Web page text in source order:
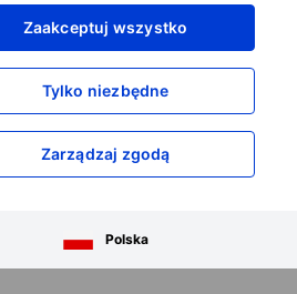
Zaakceptuj wszystko
Tylko niezbędne
Zarządzaj zgodą
Polska
XXXXXXX
XXXXXXX
XXXXXXX
XXXXXXX
kontoaby uzyskać dostęp do
as a result of the DowDuPont
and silicone rubber. Its products